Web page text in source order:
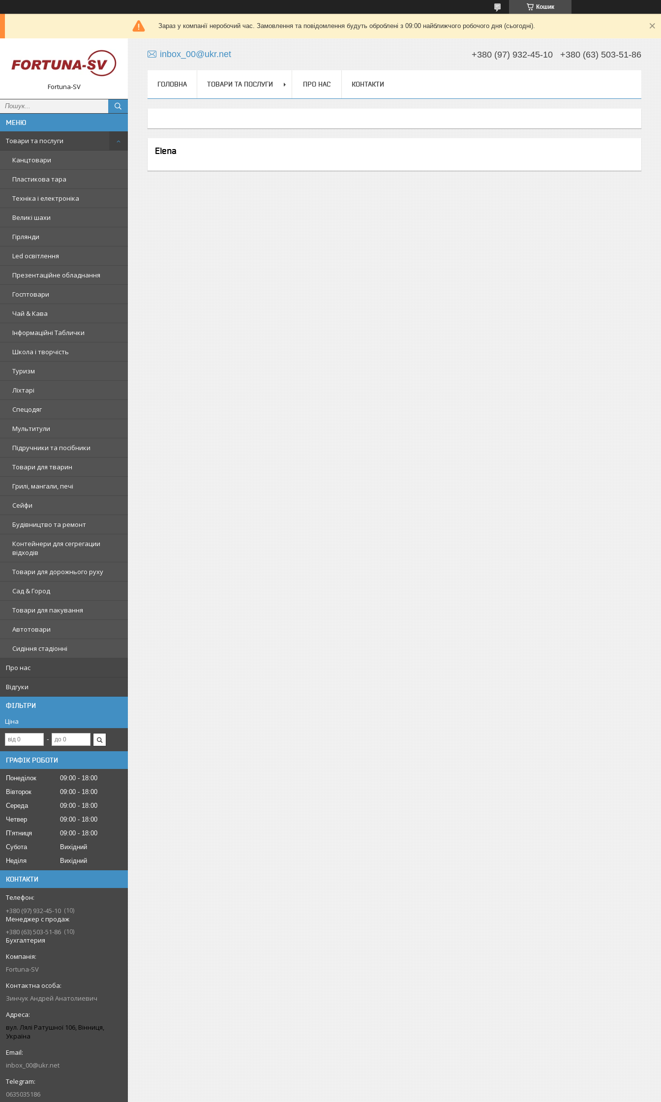
Кошик
Зараз у компанії неробочий час. Замовлення та повідомлення будуть оброблені з 09:00 найближчого робочого дня (сьогодні).
Fortuna-SV
Товари та послуги
Канцтовари
Пластикова тара
Техніка і електроніка
Великі шахи
Гірлянди
Led освітлення
Презентаційне обладнання
Госптовари
Чай & Кава
Інформаційні Таблички
Школа і творчість
Туризм
Ліхтарі
Спецодяг
Мультитули
Підручники та посібники
Товари для тварин
Грилі, мангали, печі
Сейфи
Будівництво та ремонт
Контейнери для сегрегации
відходів
Товари для дорожнього руху
Сад & Город
Товари для пакування
Автотовари
Сидіння стадіонні
Про нас
Відгуки
ФІЛЬТРИ
Ціна
ГРАФІК РОБОТИ
Понеділок 09:00
18:00
Вівторок
09:00
18:00
Середа
09:00
18:00
Четвер
09:00
18:00
Пʼятниця
09:00
18:00
Субота
Вихідний
Неділя
Вихідний
КОНТАКТИ
+380 (97) 932-45-10
10
Менеджер с продаж
+380 (63) 503-51-86
10
Бухгалтерия
Fortuna-SV
Зинчук Андрей Анатолиевич
вул. Лялі Ратушної 106, Вінниця,
Україна
inbox_00@ukr.net
0635035186
inbox_00@ukr.net +380 (97) 932-45-10 +380 (63) 503-51-86
ГОЛОВНА ТОВАРИ ТА ПОСЛУГИ ПРО НАС КОНТАКТИ
Elena